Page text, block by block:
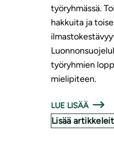
työryhmässä.
hakkuita ja
työryhmien
mielipiteen.
LUE LISÄÄ
Lisää